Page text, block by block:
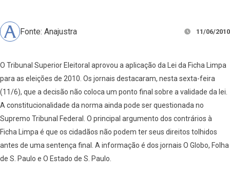
Fonte: Anajustra 11/06/2010
O Tribunal Superior Eleitoral aprovou a aplicação da Lei da Ficha Limpa
para as eleições de 2010. Os jornais destacaram, nesta sexta-feira
(11/6), que a decisão não coloca um ponto final sobre a validade da lei.
A constitucionalidade da norma ainda pode ser questionada no
Supremo Tribunal Federal. O principal argumento dos contrários à
Ficha Limpa é que os cidadãos não podem ter seus direitos tolhidos
antes de uma sentença final. A informação é dos jornais O Globo, Folha
de S. Paulo e O Estado de S. Paulo.